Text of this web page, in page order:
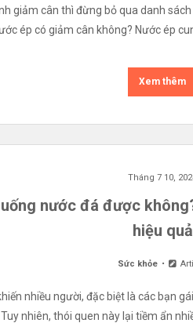
giảm cân thì đừng bỏ qua danh
ép có giảm cân không? Nước ép
Xem thêm
Tháng 7 10,
nước đá được
hiệu quả
Sức khỏe
nhiều người, đặc biệt là các bạn
nhiên, thói quen này lại tiềm ẩn